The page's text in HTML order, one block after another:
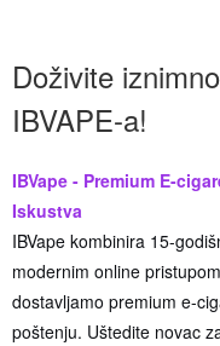
Doživite
IBVAPE-a!
IBVape - Premium E-
Iskustva
IBVape kombinira 15-
modernim online
dostavljamo premium e-
poštenju. Uštedite novac